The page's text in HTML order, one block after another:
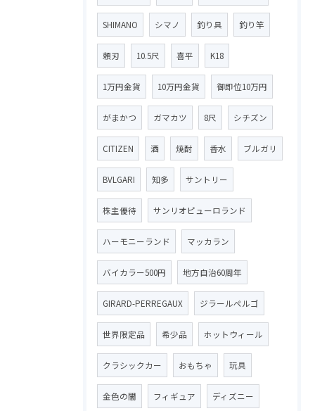
SHIMANO シマノ 釣り具 釣り竿
頼刃 10.5尺 喜平 K18
1万円金貨 10万円金貨 御即位10万円
がまかつ ガマカツ 8尺 シチズン
CITIZEN 酒 焼酎 香水 ブルガリ
BVLGARI 知多 サントリー
株主優待 サンリオピューロランド
ハーモニーランド マッカラン
バイカラー500円 地方自治60周年
GIRARD-PERREGAUX ジラールペルゴ
世界限定品 希少品 ホットウィール
クラシックカー おもちゃ 玩具
金色の闇 フィギュア ディズニー